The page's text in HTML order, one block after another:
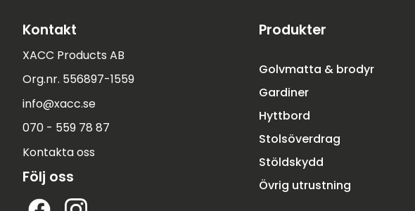
Kontakt
XACC Products AB
Org.nr. 556897-1559
info@xacc.se
070 - 559 78 87
Kontakta oss
Följ oss
Produkter
Golvmatta & brodyr
Gardiner
Hyttbord
Stolsöverdrag
Stöldskydd
Övrig utrustning